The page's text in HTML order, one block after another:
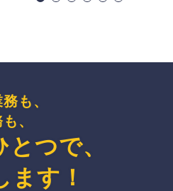
も、
、
とつで、
ます ！